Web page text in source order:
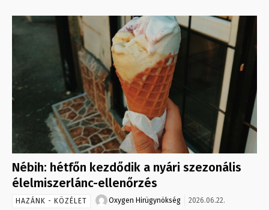
Nébih: hétfőn kezdődik a nyári szezonális
élelmiszerlánc-ellenőrzés
HAZÁNK - KÖZÉLET Oxygen Hirügynökség 2026.06.22.